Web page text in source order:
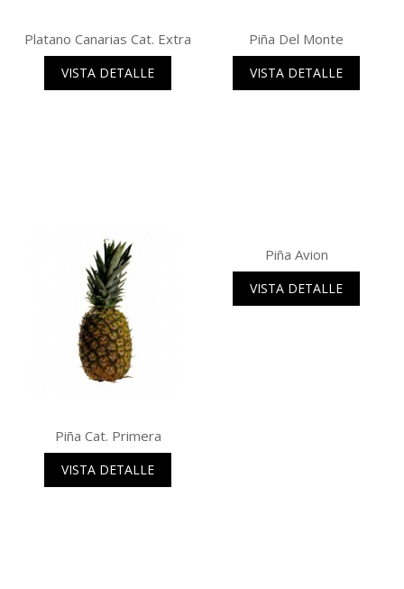
Platano Canarias Cat. Extra
VISTA DETALLE
Piña Del Monte
VISTA DETALLE
Piña Cat. Primera
VISTA DETALLE
Piña Avion
VISTA DETALLE